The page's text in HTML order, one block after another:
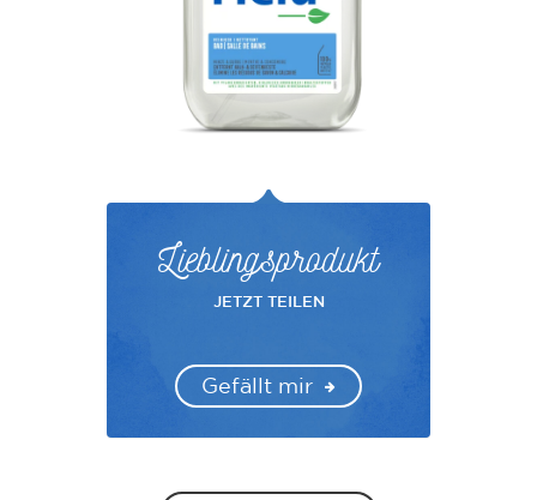
Lieblingsprodukt
JETZT TEILEN
Gefällt mir